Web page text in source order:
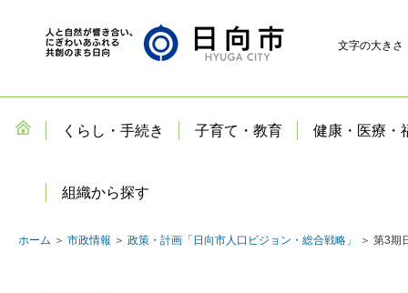
文字の大きさ
くらし・手続き 子育て・教育 健康・医療・
組織から探す
ホーム ＞ 市政情報 ＞ 政策・計画「日向市人口ビジョン・総合戦略」 ＞ 第3期